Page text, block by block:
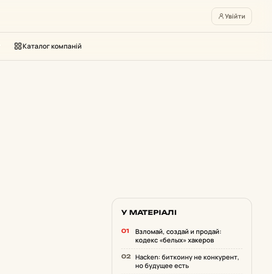
Увійти
Каталог компаній
У МАТЕРІАЛІ
Взломай, создай и продай:
кодекс «белых» хакеров
Hacken: биткоину не конкурент,
но будущее есть